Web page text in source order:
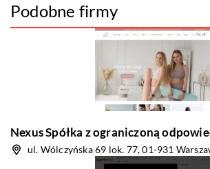
Podobne firmy
Nexus Spółka z ograniczoną
ul. Wólczyńska 69 lok. 77, 01-931